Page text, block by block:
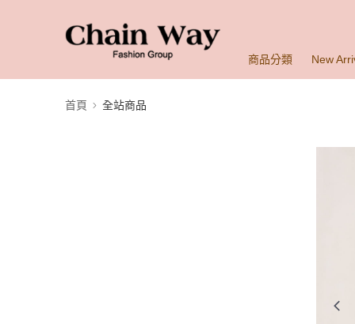
商品分類 New
首頁 全站商品